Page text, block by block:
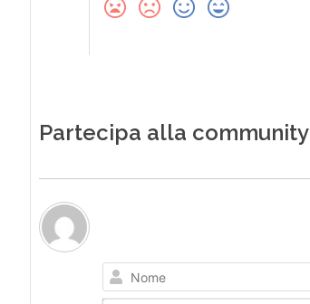
Partecipa alla community